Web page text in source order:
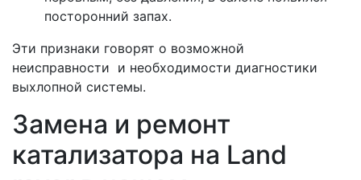
посторонний запах.
Эти признаки говорят о возможной
неисправности и необходимости диагностики
выхлопной системы.
Замена и ремонт
катализатора на Land